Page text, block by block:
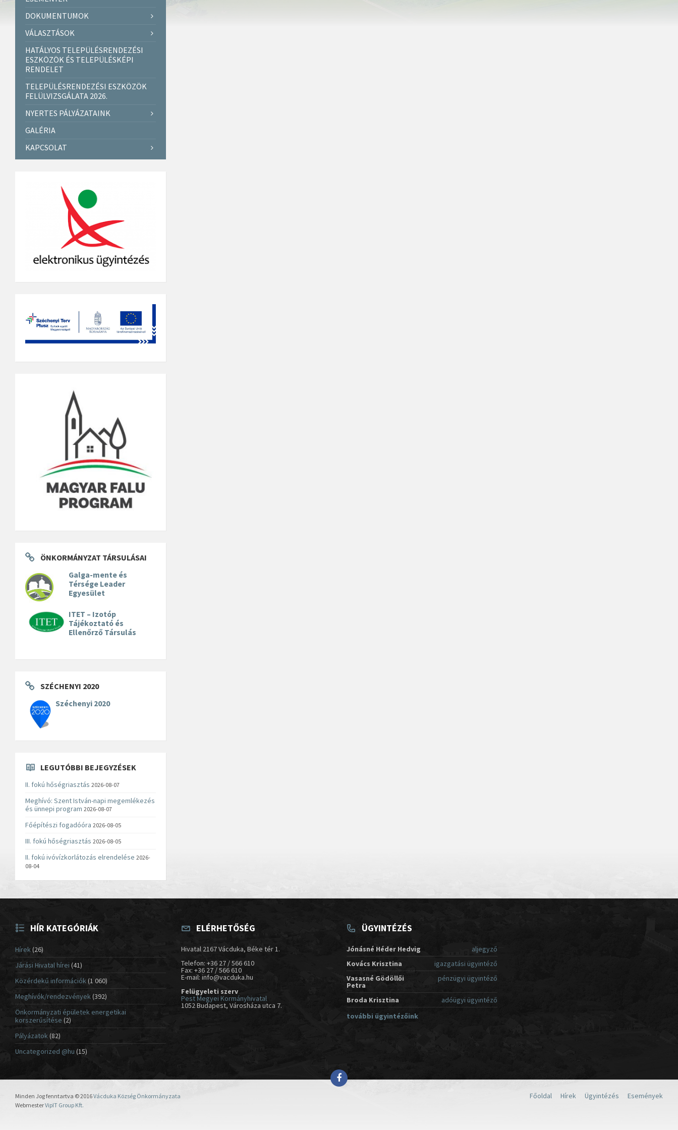
DOKUMENTUMOK
VÁLASZTÁSOK
HATÁLYOS TELEPÜLÉSRENDEZÉSI
ESZKÖZÖK ÉS TELEPÜLÉSKÉPI
RENDELET
TELEPÜLÉSRENDEZÉSI ESZKÖZÖK
FELÜLVIZSGÁLATA 2026.
NYERTES PÁLYÁZATAINK
GALÉRIA
KAPCSOLAT
ÖNKORMÁNYZAT TÁRSULÁSAI
Galga-mente és
Térsége Leader
Egyesület
ITET – Izotóp
Tájékoztató és
Ellenőrző Társulás
SZÉCHENYI 2020
Széchenyi 2020
LEGUTÓBBI BEJEGYZÉSEK
II. fokú hőségriasztás 2026-08-07
Meghívó: Szent István-napi megemlékezés
és ünnepi program 2026-08-07
Főépítészi fogadóóra 2026-08-05
III. fokú hőségriasztás 2026-08-05
II. fokú ivóvízkorlátozás elrendelése 2026-
08-04
HÍR KATEGÓRIÁK
Hírek (26)
Járási Hivatal hírei (41)
Közérdekű információk(1 060)
Meghívók/rendezvények(392)
Önkormányzati épületek energetikai
korszerűsítése (2)
Pályázatok(82)
Uncategorized @hu (15)
ELÉRHETŐSÉG
Hivatal 2167 Vácduka, Béke tér 1.
Telefon: +36 27 / 566 610
Fax: +36 27 / 566 610
E-mail: info@vacduka.hu
Felügyeleti szerv
Pest Megyei Kormányhivatal
1052 Budapest, Városháza utca 7.
ÜGYINTÉZÉS
Jónásné Héder Hedvig
aljegyző
Kovács Krisztina
igazgatási ügyintéző
Vasasné Gödöllői
Petra
pénzügyi ügyintéző
Broda Krisztina
adóügyi ügyintéző
további ügyintézőink
Főoldal Hírek Ügyintézés Események
Minden Jog fenntartva © 2016Vácduka Község Önkormányzata
WebmesterVipIT Group Kft.